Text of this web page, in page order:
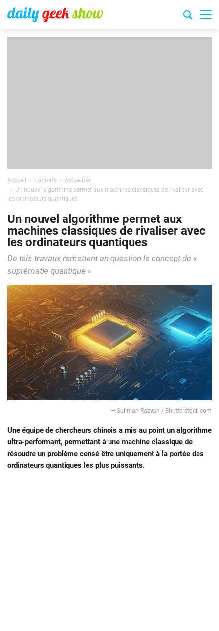
Accueil Formats
Actualités
Un nouvel algorithme permet aux machines classiques de rivaliser avec
les ordinateurs quantiques
Un nouvel algorithme permet aux
machines classiques de rivaliser avec
les ordinateurs quantiques
De tels travaux remettent en question le concept de «
suprématie quantique »
— Suliman Razvan / Shutterstock.com
Une équipe de chercheurs chinois a mis au point un algorithme
ultra-performant, permettant à une machine classique de
résoudre un problème censé être uniquement à la portée des
ordinateurs quantiques les plus puissants.